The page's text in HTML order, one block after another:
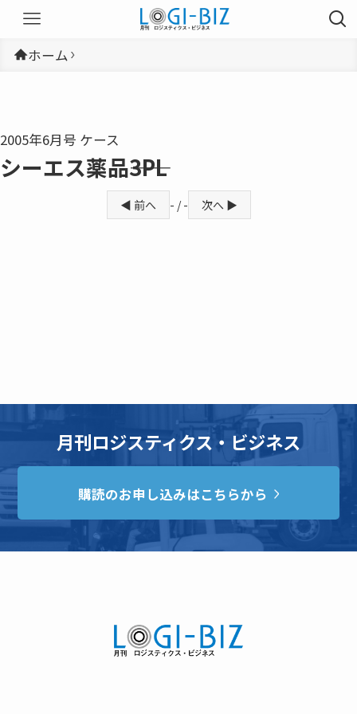
ホーム
2005年6月号 ケース
シーエス薬品――3PL
◀ 前へ - / - 次へ ▶
月刊ロジスティクス・ビジネス
購読のお申し込みはこちらから